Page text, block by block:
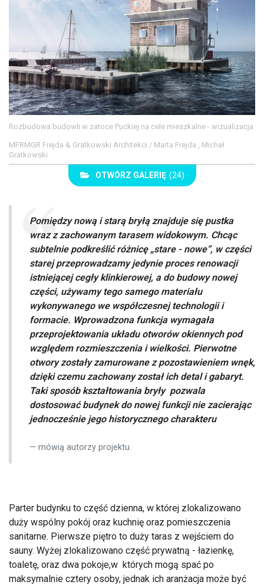
Rozbudowa budowli w zatoce Puckiej na cele mieszkalne - wizualizacja
MFRMGR Frejda & Gratkowski Architekci / Marta Frejda , Michał
Gratkowski
OTWÓRZ GALERIĘ (24)
Pomiędzy nową i starą bryłą znajduje się pustka
wraz z zachowanym tarasem widokowym. Chcąc
subtelnie podkreślić różnicę „stare - nowe”, w części
starej przeprowadzamy jedynie proces renowacji
istniejącej cegły klinkierowej, a do budowy nowej
części, używamy tego samego materiału
wykonywanego we współczesnej technologii i
formacie. Wprowadzona funkcja wymagała
przeprojektowania układu otworów okiennych pod
względem rozmieszczenia i wielkości. Pierwotne
otwory zostały zamurowane z pozostawieniem wnęk,
dzięki czemu zachowany został ich detal i gabaryt.
Taki sposób kształtowania bryły pozwala
dostosować budynek do nowej funkcji nie zacierając
jednocześnie jego historycznego charakteru
mówią autorzy projektu.
Parter budynku to część dzienna, w której zlokalizowano
duży wspólny pokój oraz kuchnię oraz pomieszczenia
sanitarne. Pierwsze piętro to duży taras z wejściem do
sauny. Wyżej zlokalizowano część prywatną - łazienkę,
toaletę, oraz dwa pokoje,w których mogą spać po
maksymalnie cztery osoby, jednak ich aranżacja może być